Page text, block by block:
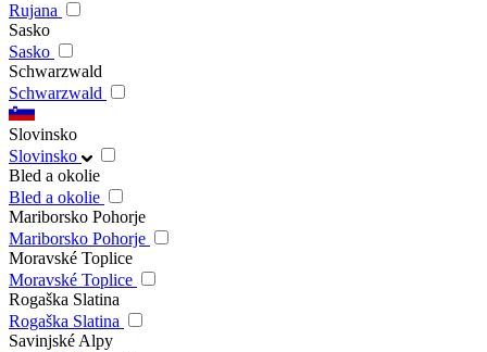
Rujana
Sasko
Sasko
Schwarzwald
Schwarzwald
Slovinsko
Slovinsko
Bled a okolie
Bled a okolie
Mariborsko Pohorje
Mariborsko Pohorje
Moravské Toplice
Moravské Toplice
Rogaška Slatina
Rogaška Slatina
Savinjské Alpy